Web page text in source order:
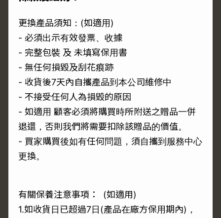
更換產品須知：(如適用)
- 必須出示有效發票、收據
- 完整包裝 及 未填寫保用書
- 無任何損毀及刮花痕跡
- 收貨後7天內自攜產品到本公司維修中
- 不接受任何人為損毀的原因
- 如適用 顧客必須將購買時所附送之贈品一併
退還，否則我們將需要扣除該贈品的價值。
- 買家購買後如有任何問題，須自攜到服務中心
更換。
有關保養注意事項： (如適用)
1.如收貨日已超過7日(產品在廠方保用期內)，